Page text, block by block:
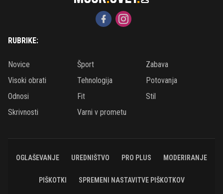
RUBRIKE:
Novice Šport
Zabava
Visoki obrati
Tehnologija
Potovanja
Odnosi
Fit
Stil
Skrivnosti
Varni v prometu
OGLAŠEVANJE UREDNIŠTVO PRO PLUS MODERIRANJE
PIŠKOTKI SPREMENI NASTAVITVE PIŠKOTKOV